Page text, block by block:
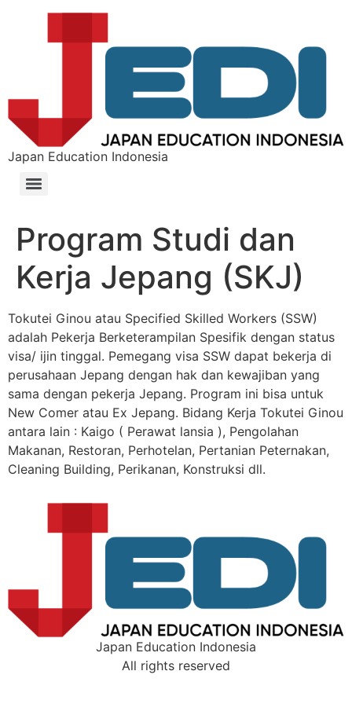
Japan Education Indonesia
Program Studi dan
Kerja Jepang (SKJ)
Tokutei Ginou atau Specified Skilled Workers (SSW)
adalah Pekerja Berketerampilan Spesifik dengan status
visa/ ijin tinggal. Pemegang visa SSW dapat bekerja di
perusahaan Jepang dengan hak dan kewajiban yang
sama dengan pekerja Jepang. Program ini bisa untuk
New Comer atau Ex Jepang. Bidang Kerja Tokutei Ginou
antara lain : Kaigo ( Perawat lansia ), Pengolahan
Makanan, Restoran, Perhotelan, Pertanian Peternakan,
Cleaning Building, Perikanan, Konstruksi dll.
Japan Education Indonesia
All rights reserved